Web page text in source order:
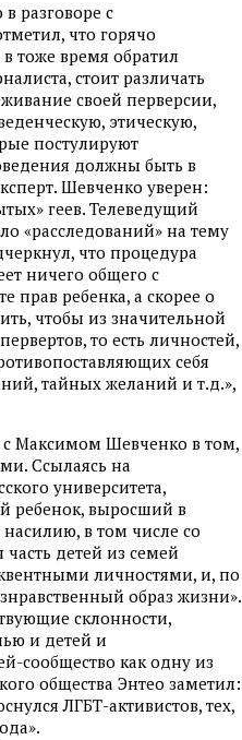
разговоре с
что горячо
тоже время обратил
стоит различать
своей перверсии,
этическую,
постулируют
должны быть в
Шевченко уверен:
геев. Телеведущий
«расследований» на тему
что процедура
ничего общего с
прав ребенка, а скорее о
чтобы из значительной
то есть личностей,
себя
тайных желаний и т.д.»,
Максимом Шевченко в том,
Ссылаясь на
университета,
ребенок, выросший в
насилию, в том числе со
детей из семей
личностями, и, по
образ жизни».
склонности,
и детей и
сообщество как одну из
общества Энтео заметил:
ЛГБТ-активистов, тех,